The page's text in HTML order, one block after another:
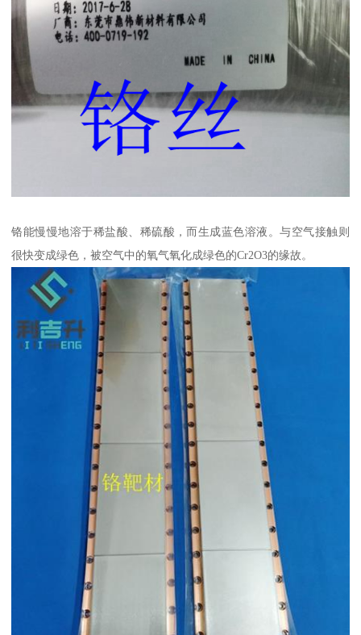
铬能慢慢地溶于稀盐酸、稀硫酸，而生成蓝色溶液。与空气接触则
很快变成绿色，被空气中的氧气氧化成绿色的Cr2O3的缘故。